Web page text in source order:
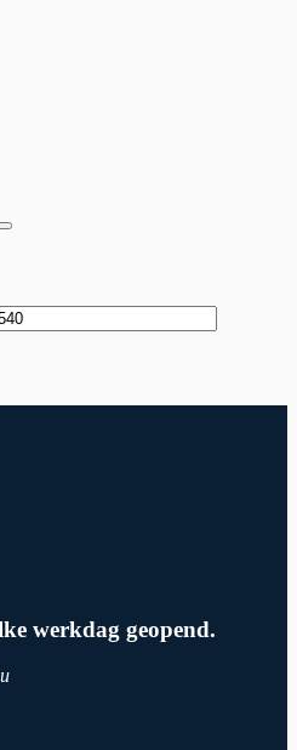
werkdag geopend.